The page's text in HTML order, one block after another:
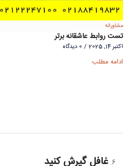
مشاورانه
تست روابط عاشقانه برتر
اکتبر 14, 2025 / 0 دیدگاه
ادامه مطلب
غافل گیرش کنید